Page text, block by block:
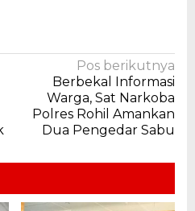
Pos berikutnya
Berbekal Informasi
Warga, Sat Narkoba
Polres Rohil Amankan
Dua Pengedar Sabu